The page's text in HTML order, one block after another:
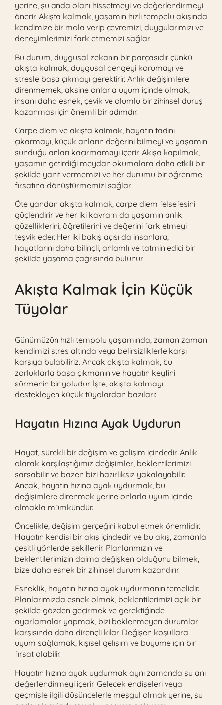
yerine, şu anda olanı hissetmeyi ve değerlendirmeyi
önerir. Akışta kalmak, yaşamın hızlı tempolu akışında
kendimize bir mola verip çevremizi, duygularımızı ve
deneyimlerimizi fark etmemizi sağlar.
Bu durum, duygusal zekanın bir parçasıdır çünkü
akışta kalmak, duygusal dengeyi korumayı ve
stresle başa çıkmayı gerektirir. Anlık değişimlere
direnmemek, aksine onlarla uyum içinde olmak,
insanı daha esnek, çevik ve olumlu bir zihinsel duruş
kazanması için önemli bir adımdır.
Carpe diem ve akışta kalmak, hayatın tadını
çıkarmayı, küçük anların değerini bilmeyi ve yaşamın
sunduğu anları kaçırmamayı içerir. Akışa kapılmak,
yaşamın getirdiği meydan okumalara daha etkili bir
şekilde yanıt vermemizi ve her durumu bir öğrenme
fırsatına dönüştürmemizi sağlar.
Öte yandan akışta kalmak, carpe diem felsefesini
güçlendirir ve her iki kavram da yaşamın anlık
güzelliklerini, öğretilerini ve değerini fark etmeyi
teşvik eder. Her iki bakış açısı da insanlara,
hayatlarını daha bilinçli, anlamlı ve tatmin edici bir
şekilde yaşama çağrısında bulunur.
Akışta Kalmak İçin Küçük
Tüyolar
Günümüzün hızlı tempolu yaşamında, zaman zaman
kendimizi stres altında veya belirsizliklerle karşı
karşıya bulabiliriz. Ancak akışta kalmak, bu
zorluklarla başa çıkmanın ve hayatın keyfini
sürmenin bir yoludur. İşte, akışta kalmayı
destekleyen küçük tüyolardan bazıları:
Hayatın Hızına Ayak Uydurun
Hayat, sürekli bir değişim ve gelişim içindedir. Anlık
olarak karşılaştığımız değişimler, beklentilerimizi
sarsabilir ve bazen bizi hazırlıksız yakalayabilir.
Ancak, hayatın hızına ayak uydurmak, bu
değişimlere direnmek yerine onlarla uyum içinde
olmakla mümkündür.
Öncelikle, değişim gerçeğini kabul etmek önemlidir.
Hayatın kendisi bir akış içindedir ve bu akış, zamanla
çeşitli yönlerde şekillenir. Planlarımızın ve
beklentilerimizin daima değişken olduğunu bilmek,
bize daha esnek bir zihinsel durum kazandırır.
Esneklik, hayatın hızına ayak uydurmanın temelidir.
Planlarımızda esnek olmak, beklentilerimizi açık bir
şekilde gözden geçirmek ve gerektiğinde
ayarlamalar yapmak, bizi beklenmeyen durumlar
karşısında daha dirençli kılar. Değişen koşullara
uyum sağlamak, kişisel gelişim ve büyüme için bir
fırsat olabilir.
Hayatın hızına ayak uydurmak aynı zamanda şu anı
değerlendirmeyi içerir. Gelecek endişeleri veya
geçmişle ilgili düşüncelerle meşgul olmak yerine, şu